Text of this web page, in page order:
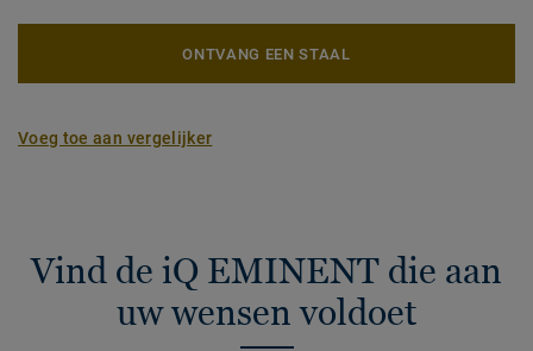
ONTVANG EEN STAAL
Voeg toe aan vergelijker
Vind de iQ EMINENT die aan
uw wensen voldoet